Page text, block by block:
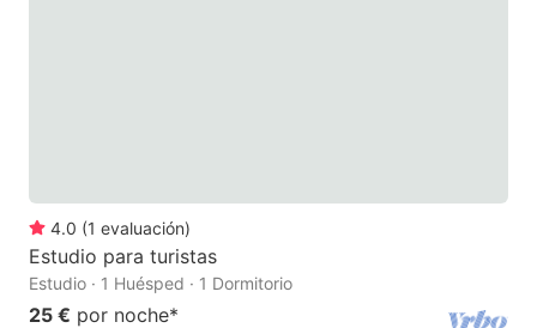
4.0 (1 evaluación)
Estudio para turistas
Estudio · 1 Huésped · 1 Dormitorio
25 € por noche*